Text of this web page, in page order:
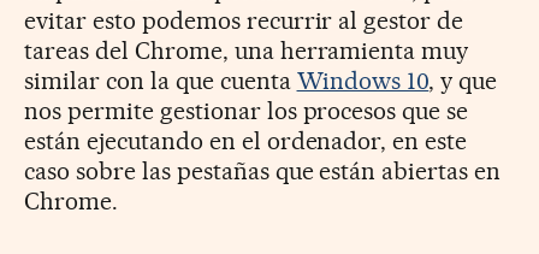
evitar esto podemos recurrir al gestor de
tareas del Chrome, una herramienta muy
similar con la que cuenta Windows 10, y que
nos permite gestionar los procesos que se
están ejecutando en el ordenador, en este
caso sobre las pestañas que están abiertas en
Chrome.